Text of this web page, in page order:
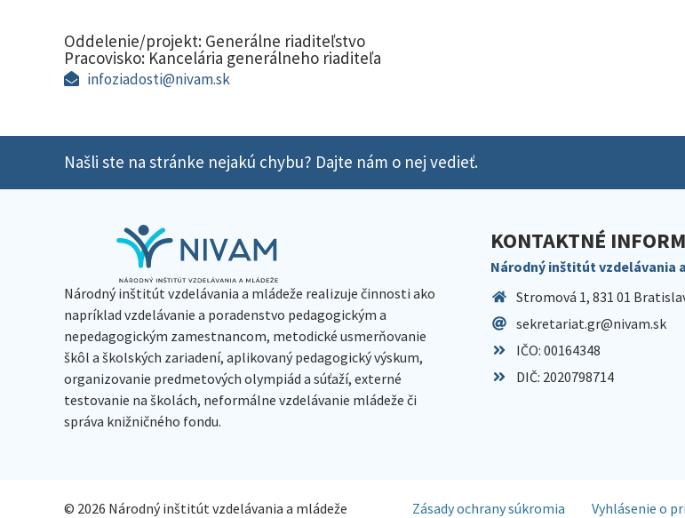
Oddelenie/projekt: Generálne riaditeľstvo
Pracovisko:Kancelária generálneho riaditeľa
infoziadosti@nivam.sk
Našli ste na stránke nejakú chybu? Dajte nám o nej vedieť.
Národný inštitút vzdelávania a mládeže realizuje činnosti ako
napríklad vzdelávanie a poradenstvo pedagogickým a
nepedagogickým zamestnancom, metodické usmerňovanie
škôl a školských zariadení, aplikovaný pedagogický výskum,
organizovanie predmetových olympiád a súťaží, externé
testovanie na školách, neformálne vzdelávanie mládeže či
správa knižničného fondu.
KONTAKTNÉ
Národný inštitút vzdelávania
Stromová 1, 831 01
sekretariat.gr@nivam.sk
IČO: 00164348
DIČ: 2020798714
© 2026 Národný inštitút vzdelávania a mládeže Zásady ochrany súkromia Vyhlásenie o